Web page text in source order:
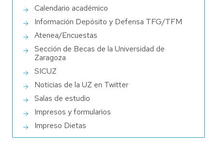
Calendario académico
Información Depósito y Defensa TFG/TFM
Atenea/Encuestas
Sección de Becas de la Universidad de
Zaragoza
SICUZ
Noticias de la UZ en Twitter
Salas de estudio
Impresos y formularios
Impreso Dietas